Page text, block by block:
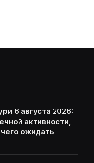
6 августа 2026:
активности,
ожидать